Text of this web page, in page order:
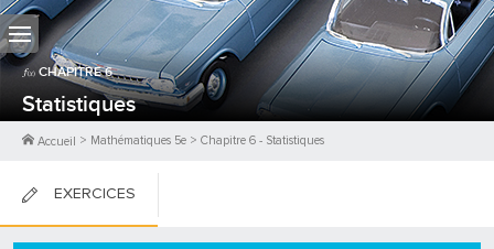
CHAPITRE6
Statistiques
Accueil > Mathématiques 5e > Chapitre 6 - Statistiques
EXERCICES